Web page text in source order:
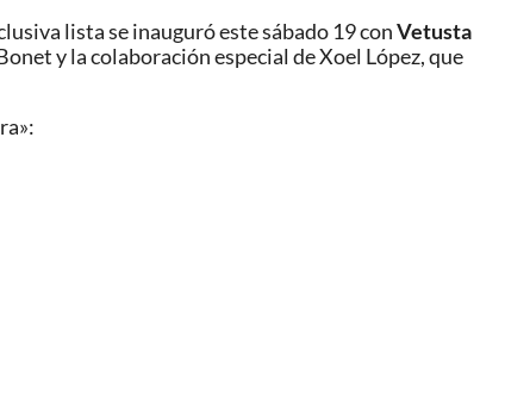
lista se inauguróeste sábado 19 conVetusta
y la colaboración especial deXoel López, que